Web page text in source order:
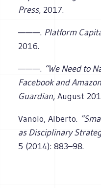
Press, 2017.
———. Platform
2016.
———. “We Need to
Facebook and
Guardian, August
Vanolo, Alberto.
as Disciplinary
5 (2014): 883–98.